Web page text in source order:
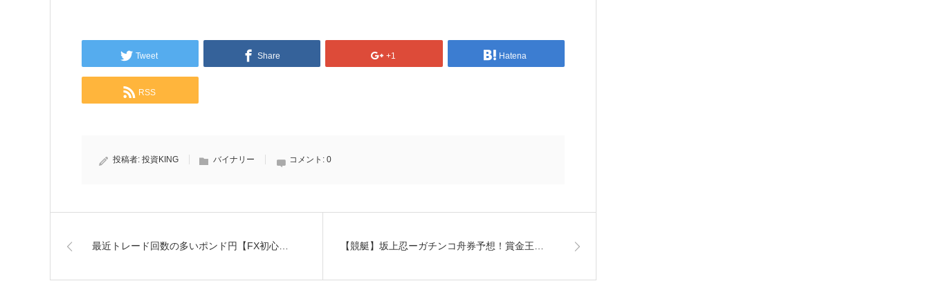
Tweet Share +1 Hatena
RSS
投稿者: 投資KING バイナリー コメント: 0
最近トレード回数の多いポンド円【FX初心… 【競艇】坂上忍ーガチンコ舟券予想！賞金王…